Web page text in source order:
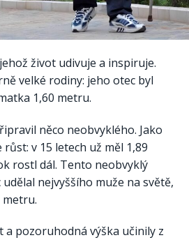
život udivuje a inspiruje.
velké rodiny: jeho otec byl
1,60 metru.
něco neobvyklého. Jako
v 15 letech už měl 1,89
rostl dál. Tento neobvyklý
nejvyššího muže na světě,
metru.
a pozoruhodná výška učinily z